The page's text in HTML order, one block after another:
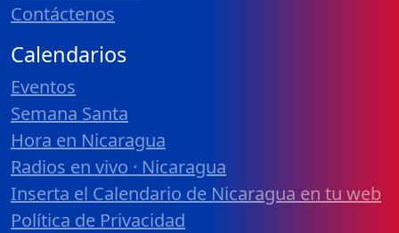
Contáctenos
Calendarios
Eventos
Semana Santa
Hora en Nicaragua
Radios en vivo · Nicaragua
Inserta el Calendario de Nicaragua en tu web
Política de Privacidad